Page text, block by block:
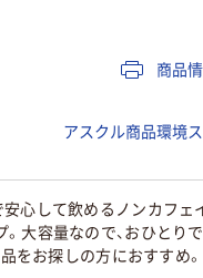
商品
アスクル商品環境
安心して飲めるノンカフェ
大容量なので、おひとり
をお探しの方におすすめ。